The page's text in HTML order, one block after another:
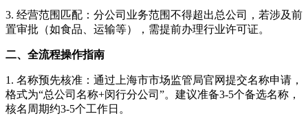
3. 经营范围匹配：分公司业务范围不得超出总公司，若涉及前
置审批（如食品、运输等），需提前办理行业许可证。
二、全流程操作指南
1. 名称预先核准：通过上海市市场监管局官网提交名称申请，
格式为“总公司名称+闵行分公司”。建议准备3-5个备选名称，
核名周期约3-5个工作日。